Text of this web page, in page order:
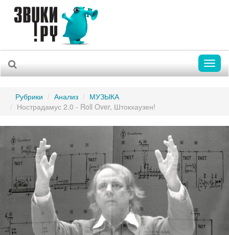
Рубрики Анализ
МУЗЫКА
Нострадамус 2.0 - Roll Over, Штокхаузен!